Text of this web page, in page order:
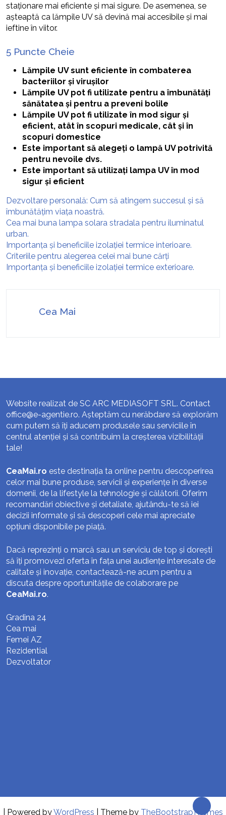
staționare mai eficiente și mai sigure. De asemenea, se
așteaptă ca lămpile UV să devină mai accesibile și mai
ieftine în viitor.
5 Puncte Cheie
Lămpile UV sunt eficiente în combaterea
bacteriilor și virușilor
Lămpile UV pot fi utilizate pentru a îmbunătăți
sănătatea și pentru a preveni bolile
Lămpile UV pot fi utilizate în mod sigur și
eficient, atât în scopuri medicale, cât și în
scopuri domestice
Este important să alegeți o lampă UV potrivită
pentru nevoile dvs.
Este important să utilizați lampa UV în mod
sigur și eficient
Dezvoltare personală: Cum să atingem succesul și să
îmbunătățim viața noastră.
Cea mai buna lampa solara stradala pentru iluminatul
urban.
Importanța și beneficiile izolației termice interioare.
Criteriile pentru alegerea celei mai bune cărți
Importanța și beneficiile izolației termice exterioare.
Cea Mai
Website realizat de SC ARC MEDIASOFT SRL. Contact
office@e-agentie.ro. Așteptăm cu nerăbdare să explorăm
cum putem să îți aducem produsele sau serviciile în
centrul atenției și să contribuim la creșterea vizibilității
tale!
CeaMai.ro este destinația ta online pentru descoperirea
celor mai bune produse, servicii și experiențe în diverse
domenii, de la lifestyle la tehnologie și călătorii. Oferim
recomandări obiective și detaliate, ajutându-te să iei
decizii informate și să descoperi cele mai apreciate
opțiuni disponibile pe piață.
Dacă reprezinți o marcă sau un serviciu de top și dorești
să îți promovezi oferta în fața unei audiențe interesate de
calitate și inovație, contactează-ne acum pentru a
discuta despre oportunitățile de colaborare pe
CeaMai.ro.
Gradina 24
Cea mai
Femei AZ
Rezidential
Dezvoltator
| Powered byWordPress | Theme by TheBootstrapThemes